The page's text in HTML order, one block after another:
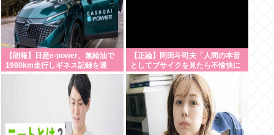
【朗報】日産e-power、無給油で
1980km走行しギネス記録を達
成 55Lタンクでリッター
【正論】岡田斗司夫「人間の本音
としてブサイクを見たら不愉快に
なる。この責任をどうとるんだ」